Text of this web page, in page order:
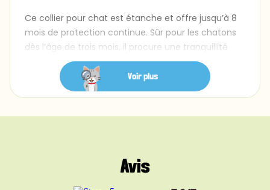
Ce collier pour chat est étanche et offre jusqu’à 8
mois de protection continue. Sûr pour les chatons
dès l’âge de trois mois, il procure une tranquillité
d’esprit durable aussi bien pour les chats d’intérieur
que d’extérieur. Son design ajustable convient à la
plupart des chats et peut être coupé pour un
choix fiable pour préserver le bien-être de votre
• Formulé avec des huiles essentielles (citronnelle,
Voir plus
Avis